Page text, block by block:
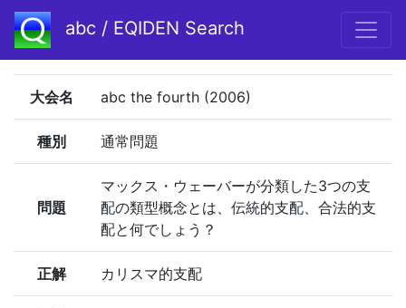
abc / EQIDEN Search
大会名 abc the fourth (2006)
種別 通常問題
問題
マックス・ウェーバーが分類した3つの支
配の類型概念とは、伝統的支配、合法的支
配と何でしょう？
正解 カリスマ的支配